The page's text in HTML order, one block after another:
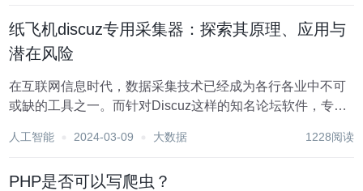
纸飞机discuz专用采集器：探索其原理、应用与
潜在风险
在互联网信息时代，数据采集技术已经成为各行各业中不可
或缺的工具之一。而针对Discuz这样的知名论坛软件，专用
器”凭借其独特的性能和使用便利性，受到了广大站长和数据
人工智能 2024-03-09 大数据 1228阅读
PHP是否可以写爬虫？